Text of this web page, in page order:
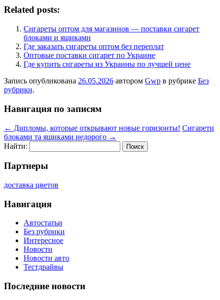
Related posts:
Сигареты оптом для магазинов — поставки сигарет
блоками и ящиками
Где заказать сигареты оптом без переплат
Оптовые поставки сигарет по Украине
Где купить сигареты из Украины по лучшей цене
Запись опубликована 26.05.2026 автором Gwp в рубрике Без
рубрики.
Навигация по записям
← Дипломы, которые открывают новые горизонты! Сигарети
блоками та ящиками недорого →
Найти:
Партнеры
доставка цветов
Навигация
Автостатьи
Без рубрики
Интересное
Новости
Новости авто
Тестдрайвы
Последние новости